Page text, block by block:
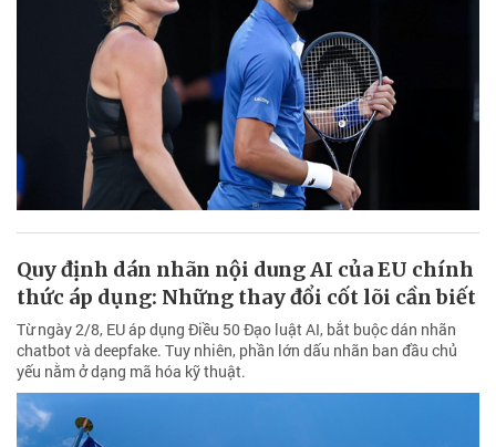
Quy định dán nhãn nội dung AI của EU chính
thức áp dụng: Những thay đổi cốt lõi cần biết
Từ ngày 2/8, EU áp dụng Điều 50 Đạo luật AI, bắt buộc dán nhãn
chatbot và deepfake. Tuy nhiên, phần lớn dấu nhãn ban đầu chủ
yếu nằm ở dạng mã hóa kỹ thuật.